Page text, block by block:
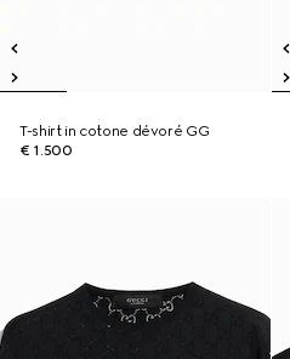
T-shirt in cotone dévoré GG
€ 1.500